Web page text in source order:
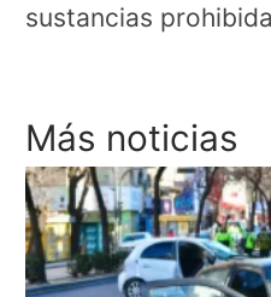
sustancias
Más noticias